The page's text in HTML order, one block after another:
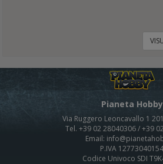
Pianeta Hobby
Via Ruggero Leoncavallo 1
Tel. +39 02 28040306 / +39
Email:
P.IVA 12773040154
Codice Univoco SDI